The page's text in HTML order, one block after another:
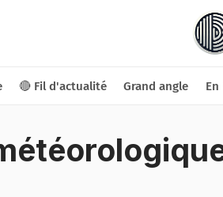
🔴 Fil d'actualité Grand angle En